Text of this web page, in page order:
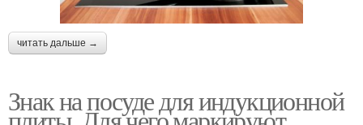
читать дальше →
Знак на посуде для индукционной